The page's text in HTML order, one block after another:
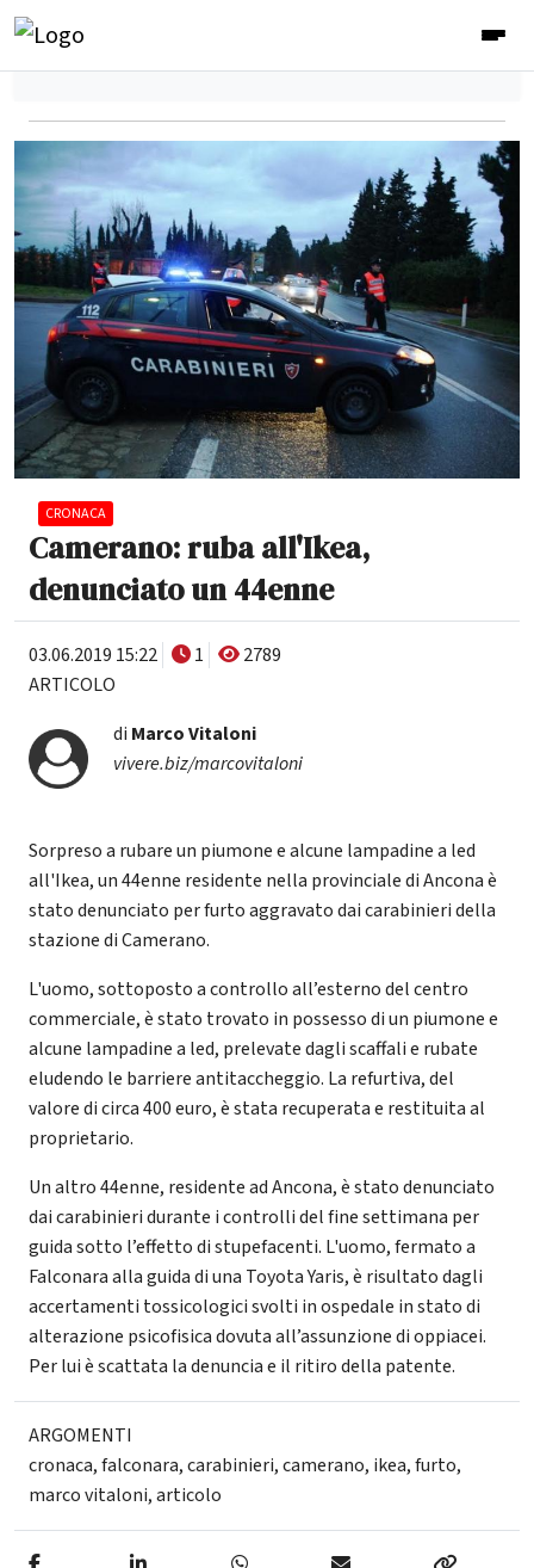
CRONACA
Camerano: ruba all'Ikea,
denunciato un 44enne
03.06.2019 15:22 1
2789
ARTICOLO
di Marco Vitaloni
vivere.biz/marcovitaloni
Sorpreso a rubare un piumone e alcune lampadine a led
all'Ikea, un 44enne residente nella provinciale di Ancona è
stato denunciato per furto aggravato dai carabinieri della
stazione di Camerano.
L'uomo, sottoposto a controllo all’esterno del centro
commerciale, è stato trovato in possesso di un piumone e
alcune lampadine a led, prelevate dagli scaffali e rubate
eludendo le barriere antitaccheggio. La refurtiva, del
valore di circa 400 euro, è stata recuperata e restituita al
proprietario.
Un altro 44enne, residente ad Ancona, è stato denunciato
dai carabinieri durante i controlli del fine settimana per
guida sotto l’effetto di stupefacenti. L'uomo, fermato a
Falconara alla guida di una Toyota Yaris, è risultato dagli
accertamenti tossicologici svolti in ospedale in stato di
alterazione psicofisica dovuta all’assunzione di oppiacei.
Per lui è scattata la denuncia e il ritiro della patente.
ARGOMENTI
cronaca,falconara,carabinieri,camerano, ikea,furto,
marco vitaloni,articolo